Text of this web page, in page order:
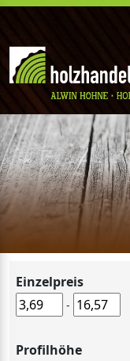
Einzelpreis
-
Profilhöhe